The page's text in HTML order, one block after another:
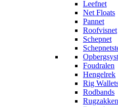
Leefnet
Net Floats
Pannet
Roofvisnet
Schepnet
Foudralen
Hengelrek
Rig
Rodbands
Rugzakken